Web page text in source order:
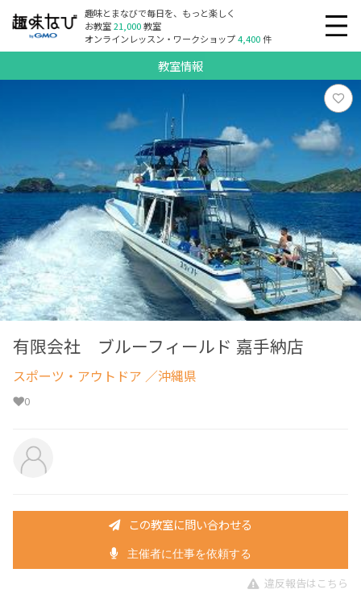
趣味とまなびで毎日を、もっと楽しく
お教室21,000教室
オンラインレッスン・ワークショップ4,400件
教室情報
有限会社 ブルーフィールド 嘉手納店
スポーツ・アウトドア ／沖縄県
0
この教室に問い合わせる
主催者に仕事を依頼する
違反報告はこちら